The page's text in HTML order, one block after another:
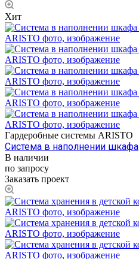
Хит
Гардеробные системы ARISTO
Система в наполнении шкафа
В наличии
по запросу
Заказать проект